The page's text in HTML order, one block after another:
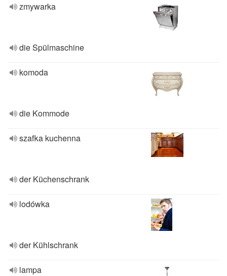
zmywarka
die Spülmaschine
komoda
die Kommode
szafka kuchenna
der Küchenschrank
lodówka
der Kühlschrank
lampa